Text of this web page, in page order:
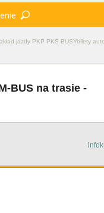
jazdy PKP PKS BUSYbilety
BUS na trasie -